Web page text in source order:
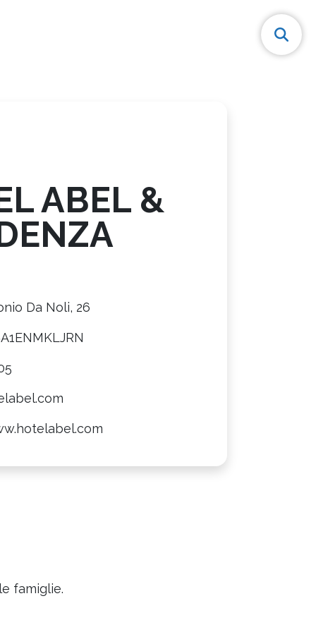
ABEL &
Da Noli, 26
famiglie.